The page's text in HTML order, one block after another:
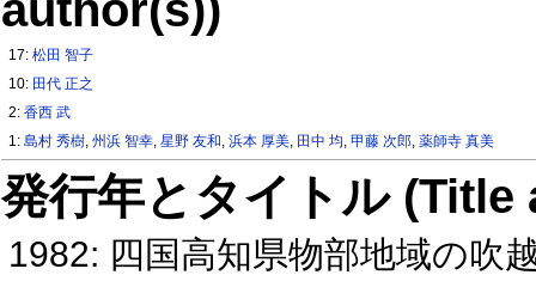
17:松田 智子
10: 田代 正之
2:香西 武
1:島村 秀樹,州浜 智幸,星野 友和,浜本 厚美, 田中 均,甲藤 次郎,薬師寺 真美
発行年とタイトル
1982: 四国高知県物部地域の吹